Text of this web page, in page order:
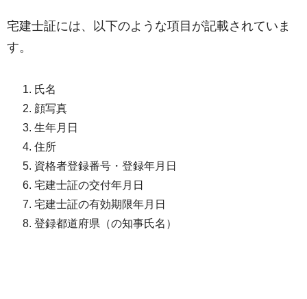
宅建士証には、以下のような項目が記載されていま
す。
氏名
顔写真
生年月日
住所
資格者登録番号・登録年月日
宅建士証の交付年月日
宅建士証の有効期限年月日
登録都道府県（の知事氏名）